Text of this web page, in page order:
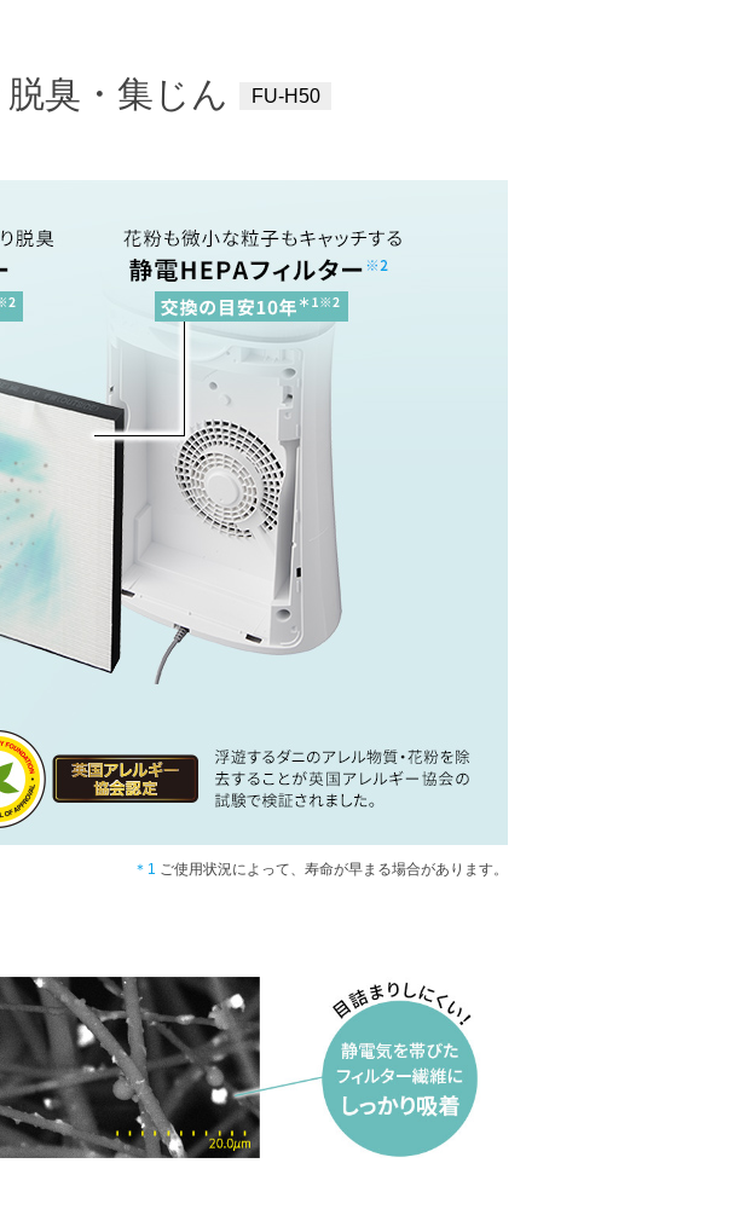
脱臭・集じん FU-H50
＊1 ご使用状況によって、寿命が早まる場合があります。